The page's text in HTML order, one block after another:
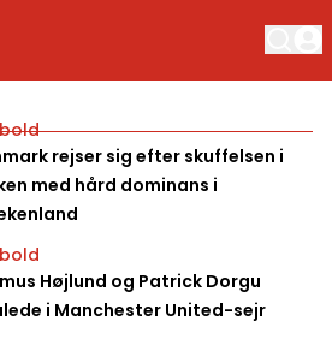
rejser sig efter skuffelsen i
med hård dominans i
Højlund og Patrick Dorgu
i Manchester United-sejr